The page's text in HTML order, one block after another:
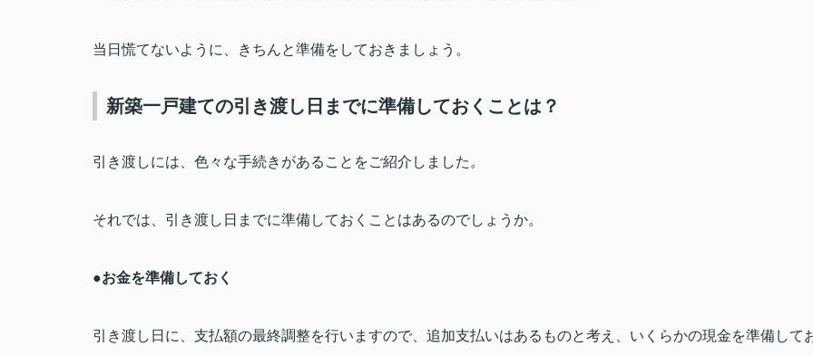
当日慌てないように、きちんと準備をしておきましょう。
新築一戸建ての引き渡し日までに準備しておくことは？
引き渡しには、色々な手続きがあることをご紹介しました。
それでは、引き渡し日までに準備しておくことはあるのでしょうか。
●お金を準備しておく
引き渡し日に、支払額の最終調整を行いますので、追加支払いはあるものと考え、いくらかの現金を準備して